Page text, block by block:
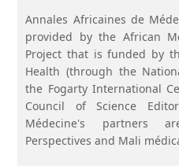
Annales Africaines de
provided by the African
Project that is funded by
Health (through the
the Fogarty International
Council of Science
Médecine's partners
Perspectives and Mali